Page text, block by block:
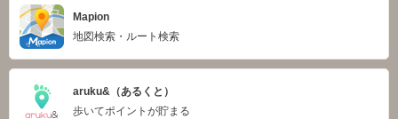
Mapion
地図検索・ルート検索
aruku&（あるくと）
歩いてポイントが貯まる